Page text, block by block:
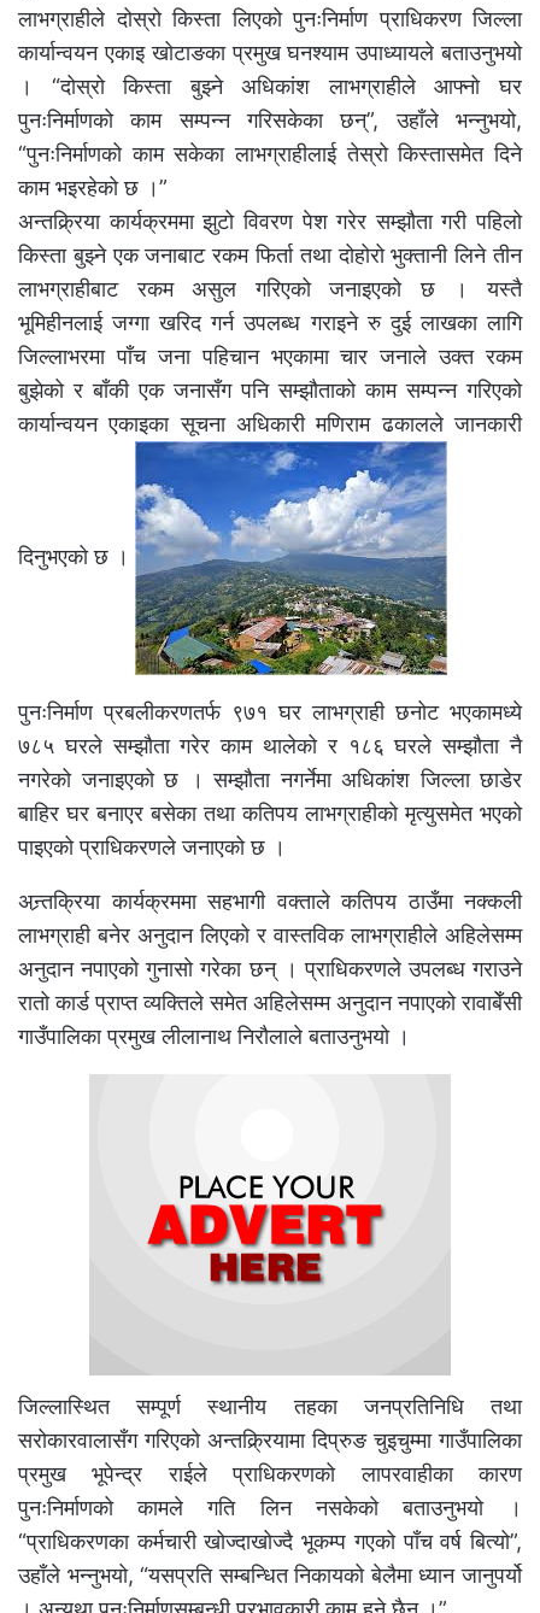
लाभग्राहीले दोस्रो किस्ता लिएको पुनःनिर्माण प्राधिकरण जिल्ला
कार्यान्वयन एकाइ खोटाङका प्रमुख घनश्याम उपाध्यायले बताउनुभयो
। “दोस्रो किस्ता बुझ्ने अधिकांश लाभग्राहीले आफ्नो घर
पुनःनिर्माणको काम सम्पन्न गरिसकेका छन्”, उहाँले भन्नुभयो,
“पुनःनिर्माणको काम सकेका लाभग्राहीलाई तेस्रो किस्तासमेत दिने
काम भइरहेको छ ।”
अन्तक्र्रिया कार्यक्रममा झुटो विवरण पेश गरेर सम्झौता गरी पहिलो
किस्ता बुझ्ने एक जनाबाट रकम फिर्ता तथा दोहोरो भुक्तानी लिने तीन
लाभग्राहीबाट रकम असुल गरिएको जनाइएको छ । यस्तै
भूमिहीनलाई जग्गा खरिद गर्न उपलब्ध गराइने रु दुई लाखका लागि
जिल्लाभरमा पाँच जना पहिचान भएकामा चार जनाले उक्त रकम
बुझेको र बाँकी एक जनासँग पनि सम्झौताको काम सम्पन्न गरिएको
कार्यान्वयन एकाइका सूचना अधिकारी मणिराम ढकालले जानकारी
दिनुभएको छ ।
पुनःनिर्माण प्रबलीकरणतर्फ ९७१ घर लाभग्राही छनोट भएकामध्ये
७८५ घरले सम्झौता गरेर काम थालेको र १८६ घरले सम्झौता नै
नगरेको जनाइएको छ । सम्झौता नगर्नेमा अधिकांश जिल्ला छाडेर
बाहिर घर बनाएर बसेका तथा कतिपय लाभग्राहीको मृत्युसमेत भएको
पाइएको प्राधिकरणले जनाएको छ ।
अन्र्तक्रिया कार्यक्रममा सहभागी वक्ताले कतिपय ठाउँमा नक्कली
लाभग्राही बनेर अनुदान लिएको र वास्तविक लाभग्राहीले अहिलेसम्म
अनुदान नपाएको गुनासो गरेका छन् । प्राधिकरणले उपलब्ध गराउने
रातो कार्ड प्राप्त व्यक्तिले समेत अहिलेसम्म अनुदान नपाएको रावाबेँसी
गाउँपालिका प्रमुख लीलानाथ निरौलाले बताउनुभयो ।
जिल्लास्थित सम्पूर्ण स्थानीय तहका जनप्रतिनिधि तथा
सरोकारवालासँग गरिएको अन्तक्र्रियामा दिप्रुङ चुइचुम्मा गाउँपालिका
प्रमुख भूपेन्द्र राईले प्राधिकरणको लापरवाहीका कारण
पुनःनिर्माणको कामले गति लिन नसकेको बताउनुभयो ।
“प्राधिकरणका कर्मचारी खोज्दाखोज्दै भूकम्प गएको पाँच वर्ष बित्यो”,
उहाँले भन्नुभयो, “यसप्रति सम्बन्धित निकायको बेलैमा ध्यान जानुपर्यो